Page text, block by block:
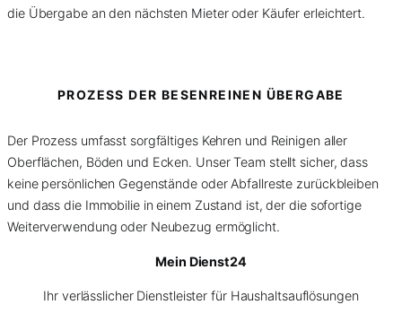
die Übergabe an den nächsten Mieter oder Käufer erleichtert.
PROZESS DER BESENREINEN ÜBERGABE
Der Prozess umfasst sorgfältiges Kehren und Reinigen aller
Oberflächen, Böden und Ecken. Unser Team stellt sicher, dass
keine persönlichen Gegenstände oder Abfallreste zurückbleiben
und dass die Immobilie in einem Zustand ist, der die sofortige
Weiterverwendung oder Neubezug ermöglicht.
Mein Dienst24
Ihr verlässlicher Dienstleister für Haushaltsauflösungen